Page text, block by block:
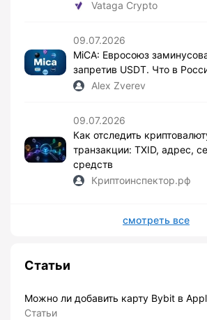
Vataga Crypto
09.07.2026
MiCA: Евросоюз
запретив USDT. Что в
Alex Zverev
09.07.2026
Как отследить
транзакции: TXID, адрес,
средств
Криптоинспектор.рф
смотреть все
Статьи
Можно ли добавить карту Bybit в
Статьи